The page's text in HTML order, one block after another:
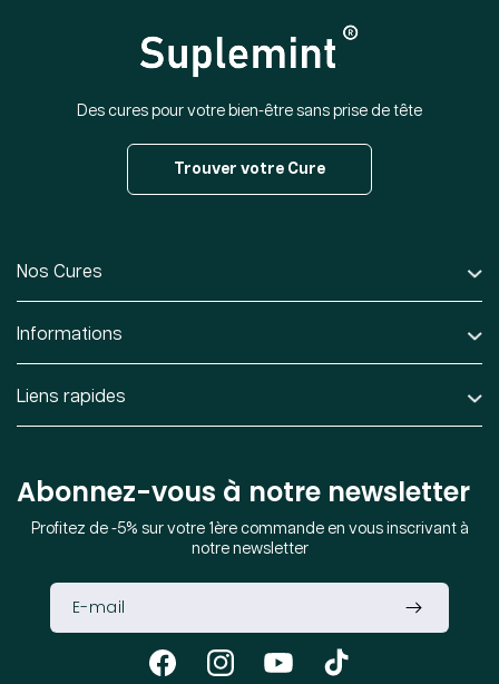
Des cures pour votre bien-être sans prise de tête
Trouver votre Cure
Nos Cures
Informations
Liens rapides
Abonnez-vous à notre newsletter
Profitez de -5% sur votre 1ère commande en vous inscrivant à
notre newsletter
FacebookInstagramYouTube TikTok